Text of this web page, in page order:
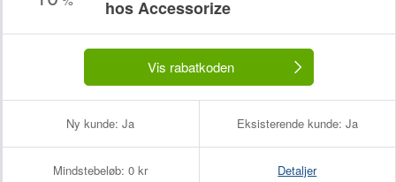
hos Accessorize
Vis rabatkoden
Ny kunde: Ja Eksisterende kunde: Ja
Mindstebeløb: 0 kr Detaljer